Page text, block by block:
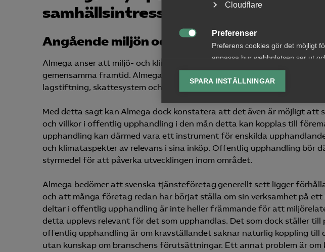
Cloudflare
Preferenser
Preferens cookies gör det möjligt
anpassa hur webbplatsen ser ut
lagring av vald valuta, region,

Analys-cookies
Analyseringscookies hjälper oss
information om hur den används.
Google Analytics
Microsoft Clarity

Marknadsförings-cookies
Marknadsförings-cookies används
visa relevanta och engagerande
Google Ads
Meta Pixel
SPARA INSTÄLLNINGAR
samhällsintressen i offentlig
Angående miljön och klimatet
Almega anser att miljö- och klimatrelaterade hållbarhetsfrågor är
gemensamma framtid. Almega anser att de primära styrmedlen för att
lagstiftning, skattesystem och tillsyn av behöriga kontrollorgan.
Med detta sagt kan Almega dock konstatera att det även är möjligt att
och villkor i offentlig upphandling i den mån detta kan kopplas till
upphandling kan därmed vara ett instrument för enskilda
och klimataspekter av relevans i sina inköp. Offentlig upphandling bör
styrmedel för att påverka utvecklingen inom området.
Almega bedömer att svenska tjänsteföretag generellt sett ligger
och att många företag redan har börjat ställa om sin verksamhet på
deltar i offentlig upphandling är inte heller främmande för att
detta upplevs relevant för det som upphandlas. Det som dock ställer
offentlig upphandling är om kravställandet saknar naturlig koppling till
utan kunskap om branschens förutsättningar. Ett annat problem är om